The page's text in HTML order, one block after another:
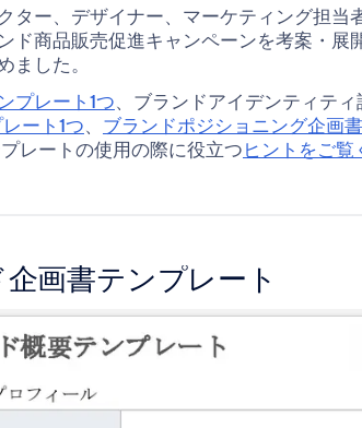
ター、デザイナー、マーケティング担当
ド商品販売促進キャンペーンを考案・展
ました。
プレート1つ、ブランドアイデンティテ
ート1つ、 ブランドポジショニング企画
レートの使用の際に役立つヒントをご覧
画書テンプレート